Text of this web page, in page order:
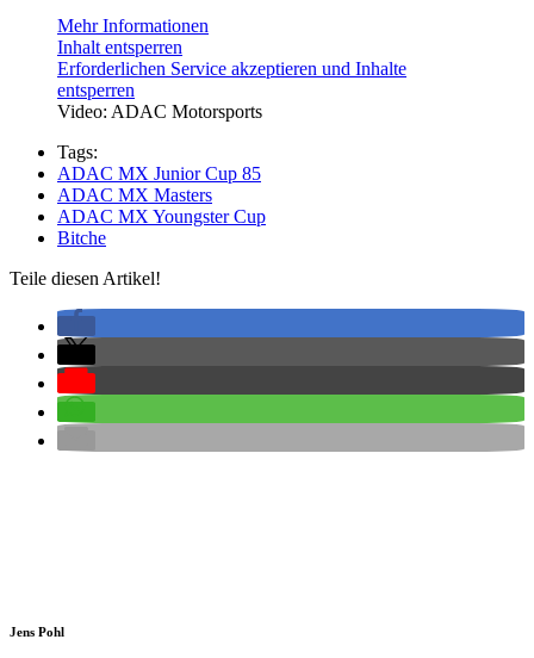
Mehr Informationen
Inhalt entsperren
Erforderlichen Service akzeptieren und Inhalte
entsperren
Video: ADAC Motorsports
Tags:
ADAC MX Junior Cup 85
ADAC MX Masters
ADAC MX Youngster Cup
Bitche
Teile diesen Artikel!
Jens Pohl